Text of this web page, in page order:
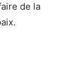
de la